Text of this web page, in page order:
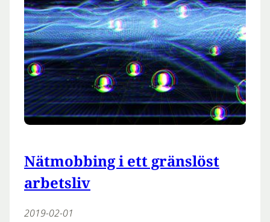
Nätmobbing i ett gränslöst
arbetsliv
2019-02-01